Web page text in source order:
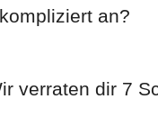
an?
verraten dir 7